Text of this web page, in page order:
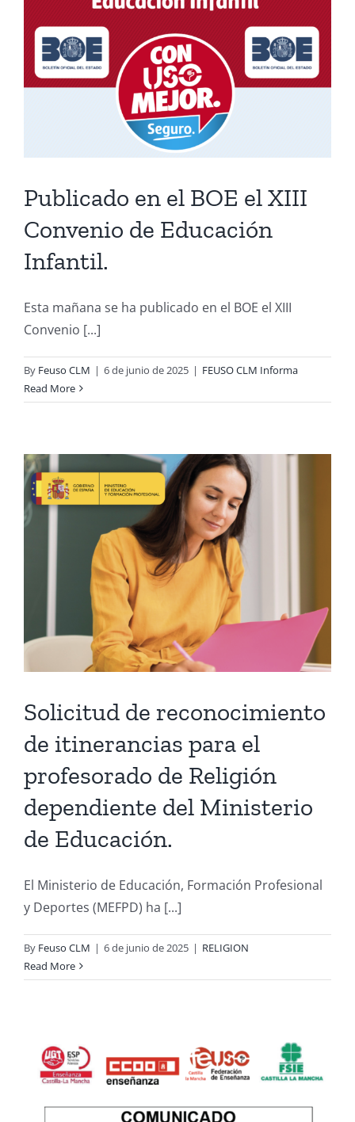
Publicado en el BOE el XIII
Convenio de Educación
Infantil.
Esta mañana se ha publicado en el BOE el XIII
Convenio [...]
By Feuso CLM | 6 de junio de 2025 | FEUSO CLM Informa
Read More
Solicitud de reconocimiento
de itinerancias para el
profesorado de Religión
dependiente del Ministerio
de Educación.
El Ministerio de Educación, Formación Profesional
y Deportes (MEFPD) ha [...]
By Feuso CLM | 6 de junio de 2025 | RELIGION
Read More